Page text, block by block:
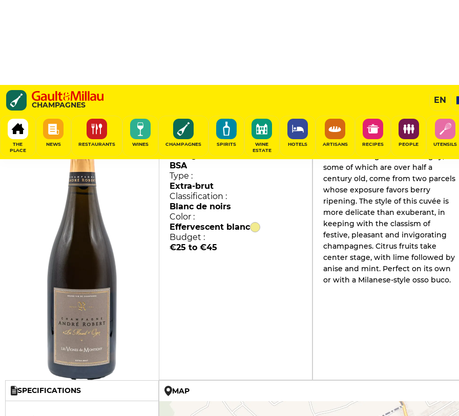
CHAMPAGNES
EN
THE
PLACE
NEWS RESTAURANTS WINES CHAMPAGNES SPIRITS
WINE
ESTATE
HOTELS ARTISANS RECIPES PEOPLE UTENSILS
Les Vignes de Montigny
André Robert
88/100
Champagne
Vintage :
BSA
Type :
Extra-brut
Classification :
Blanc de noirs
Color :
Effervescent blanc
Budget :
€25 to €45
GAULT&MILLAU'S REVIEW
2026
The Vieilles Vignes de Montigny,
some of which are over half a
century old, come from two parcels
whose exposure favors berry
ripening. The style of this cuvée is
more delicate than exuberant, in
keeping with the classism of
festive, pleasant and invigorating
champagnes. Citrus fruits take
center stage, with lime followed by
anise and mint. Perfect on its own
or with a Milanese-style osso buco.
SPECIFICATIONS MAP